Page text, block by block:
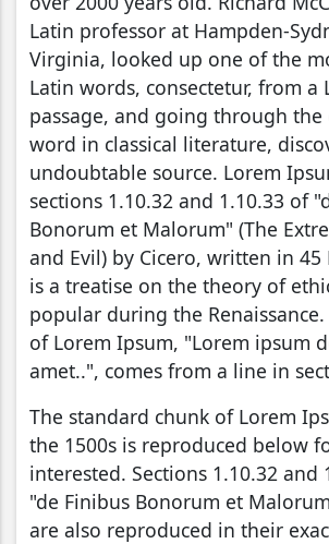
Latin professor at Hampden-
Virginia, looked up one of the
Latin words, consectetur, from a
passage, and going through the
word in classical literature,
undoubtable source. Lorem
sections 1.10.32 and 1.10.33 of
Bonorum et Malorum" (The
and Evil) by Cicero, written in 45
is a treatise on the theory of
popular during the
of Lorem Ipsum, "Lorem ipsum
amet..", comes from a line in
The standard chunk of Lorem
the 1500s is reproduced below
interested. Sections 1.10.32 and
"de Finibus Bonorum et
are also reproduced in their